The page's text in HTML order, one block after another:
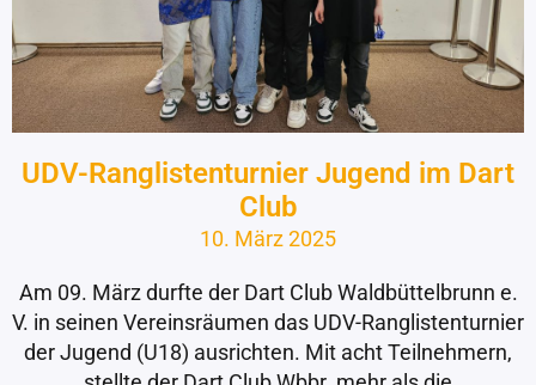
UDV-Ranglistenturnier Jugend im Dart
Club
10. März 2025
Am 09. März durfte der Dart Club Waldbüttelbrunn e.
V. in seinen Vereinsräumen das UDV-Ranglistenturnier
der Jugend (U18) ausrichten. Mit acht Teilnehmern,